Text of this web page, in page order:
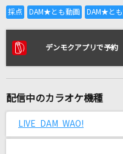
リアルタイム
ハナミズキ
[生音
ME SPECIAL)
デンモクアプリで予約
配信中のカラオケ機種
LIVE DAM WAO!